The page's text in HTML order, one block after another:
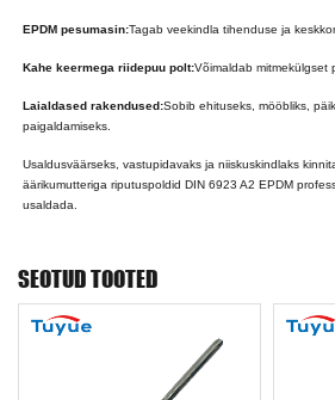
EPDM pesumasin:Tagab veekindla tihenduse ja
Kahe keermega riidepuu polt:Võimaldab mitmekülgset
Laialdased rakendused:Sobib ehituseks, mööbliks,
paigaldamiseks.
Usaldusväärseks, vastupidavaks ja niiskuskindlaks
äärikumutteriga riputuspoldid DIN 6923 A2 EPDM
usaldada.
SEOTUD TOOTED